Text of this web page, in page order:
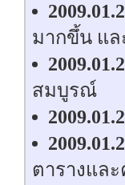
มากขึ้น แล
สมบูรณ์
ตารางแล